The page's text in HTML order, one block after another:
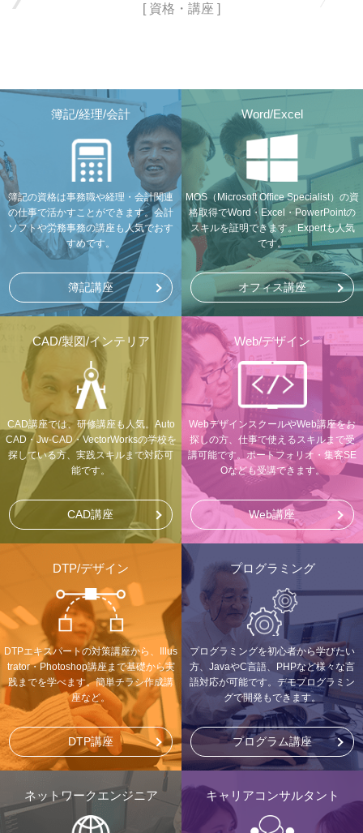
[ 資格・講座 ]
簿記/経理/会計
簿記の資格は事務職や経理・会計関連
の仕事で活かすことができます。会計
ソフトや労務事務の講座も人気でおす
すめです。
簿記講座
Word/Excel
MOS（Microsoft Office Specialist）の資
格取得でWord・Excel・PowerPointの
スキルを証明できます。Expertも人気
です。
オフィス講座
CAD/製図/インテリア
CAD講座では、研修講座も人気。Auto
CAD・Jw-CAD・VectorWorksの学校を
探している方、実践スキルまで対応可
能です。
CAD講座
Web/デザイン
WebデザインスクールやWeb講座をお
探しの方、仕事で使えるスキルまで受
講可能です。ポートフォリオ・集客SE
Oなども受講できます。
Web講座
DTP/デザイン
DTPエキスパートの対策講座から、Illus
trator・Photoshop講座まで基礎から実
践までを学べます。簡単チラシ作成講
座など。
DTP講座
プログラミング
プログラミングを初心者から学びたい
方、JavaやC言語、PHPなど様々な言
語対応が可能です。デモプログラミン
グで開発もできます。
プログラム講座
ネットワークエンジニア キャリアコンサルタント